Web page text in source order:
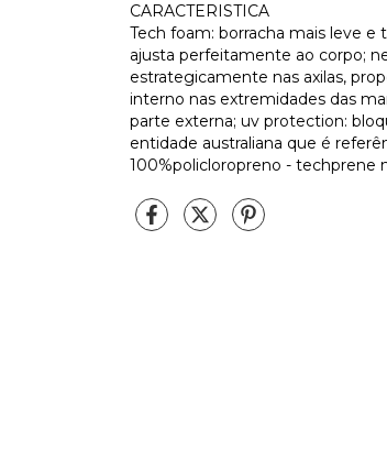
CARACTERISTICA
Tech foam: borracha mais leve
ajusta perfeitamente ao corpo;
estrategicamente nas axilas,
interno nas extremidades das
parte externa; uv protection:
entidade australiana que é
100%policloropreno - techprene